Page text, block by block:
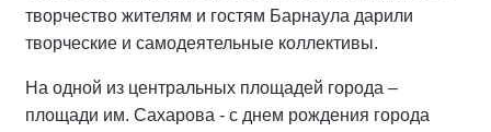
творчество жителям и гостям Барнаула дарили
творческие и самодеятельные коллективы.
На одной из центральных площадей города –
площади им. Сахарова - с днем рождения города